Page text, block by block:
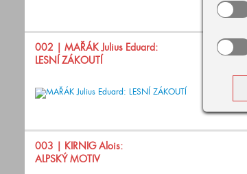
002 | MAŘÁK Julius Eduard:
LESNÍ ZÁKOUTÍ
003 | KIRNIG Alois:
ALPSKÝ MOTIV